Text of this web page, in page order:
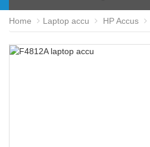
Home Laptop accu HP Accus